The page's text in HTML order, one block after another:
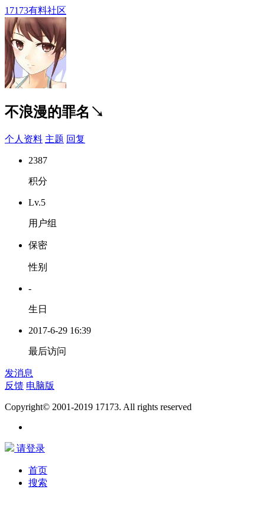
17173有料社区
不浪漫的罪名↘
个人资料 主题 回复
2387
积分
Lv.5
用户组
保密
性别
-
生日
2017-6-29 16:39
最后访问
发消息
反馈 电脑版
Copyright© 2001-2019 17173. All rights reserved
请登录
首页
搜索